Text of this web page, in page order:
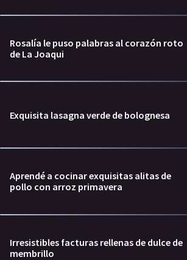
Rosalía le puso palabras al corazón roto
de La Joaqui
Exquisita lasagna verde de bolognesa
Aprendé a cocinar exquisitas alitas de
pollo con arroz primavera
Irresistibles facturas rellenas de dulce de
membrillo